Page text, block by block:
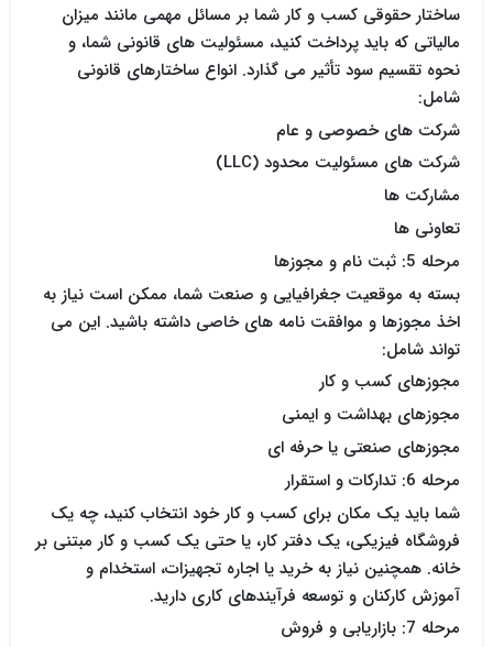
ساختار حقوقی کسب و کار شما بر مسائل مهمی مانند میزان
مالیاتی که باید پرداخت کنید، مسئولیت های قانونی شما، و
نحوه تقسیم سود تأثیر می گذارد. انواع ساختارهای قانونی
شامل:
شرکت های خصوصی و عام
شرکت های مسئولیت محدود (LLC)
مشارکت ها
تعاونی ها
مرحله 5: ثبت نام و مجوزها
بسته به موقعیت جغرافیایی و صنعت شما، ممکن است نیاز به
اخذ مجوزها و موافقت نامه های خاصی داشته باشید. این می
تواند شامل:
مجوزهای کسب و کار
مجوزهای بهداشت و ایمنی
مجوزهای صنعتی یا حرفه ای
مرحله 6: تدارکات و استقرار
شما باید یک مکان برای کسب و کار خود انتخاب کنید، چه یک
فروشگاه فیزیکی، یک دفتر کار، یا حتی یک کسب و کار مبتنی بر
خانه. همچنین نیاز به خرید یا اجاره تجهیزات، استخدام و
آموزش کارکنان و توسعه فرآیندهای کاری دارید.
مرحله 7: بازاریابی و فروش